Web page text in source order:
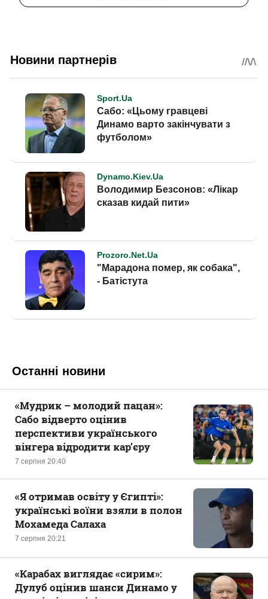
Останні новини
7 серпня 20:40
«Мудрик – молодий пацан»:
Сабо відверто оцінив
перспективи українського
вінгера відродити кар’єру
7 серпня 20:21
«Я отримав освіту у Єгипті»:
українські воїни взяли в полон
Мохамеда Салаха
«Карабах виглядає «сирим»:
Дулуб оцінив шанси Динамо у